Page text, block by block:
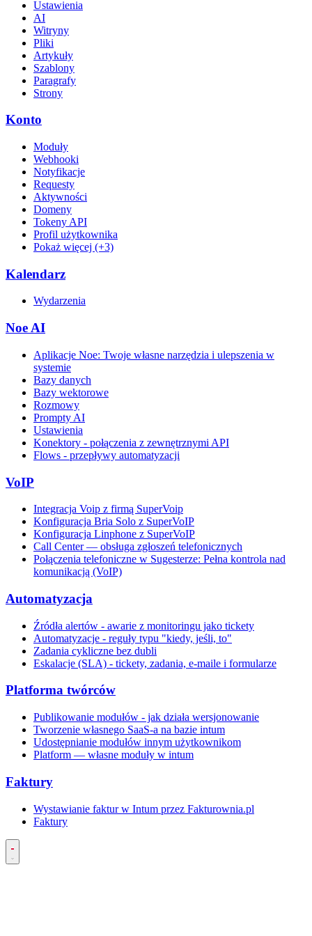
Ustawienia
AI
Witryny
Pliki
Artykuły
Szablony
Paragrafy
Strony
Konto
Moduły
Webhooki
Notyfikacje
Requesty
Aktywności
Domeny
Tokeny API
Profil użytkownika
Pokaż więcej (+3)
Kalendarz
Wydarzenia
Noe AI
Aplikacje Noe: Twoje własne narzędzia i ulepszenia w
systemie
Bazy danych
Bazy wektorowe
Rozmowy
Prompty AI
Ustawienia
Konektory - połączenia z zewnętrznymi API
Flows - przepływy automatyzacji
VoIP
Integracja Voip z firmą SuperVoip
Konfiguracja Bria Solo z SuperVoIP
Konfiguracja Linphone z SuperVoIP
Call Center — obsługa zgłoszeń telefonicznych
Połączenia telefoniczne w Sugesterze: Pełna kontrola nad
komunikacją (VoIP)
Automatyzacja
Źródła alertów - awarie z monitoringu jako tickety
Automatyzacje - reguły typu "kiedy, jeśli, to"
Zadania cykliczne bez dubli
Eskalacje (SLA) - tickety, zadania, e-maile i formularze
Platforma twórców
Publikowanie modułów - jak działa wersjonowanie
Tworzenie własnego SaaS-a na bazie intum
Udostępnianie modułów innym użytkownikom
Platform — własne moduły w intum
Faktury
Wystawianie faktur w Intum przez Fakturownia.pl
Faktury